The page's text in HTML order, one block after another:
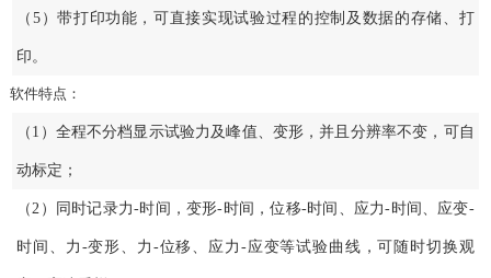
（5）带打印功能，可直接实现试验过程的控制及数据的存储、打
印。
软件特点：
（1）全程不分档显示试验力及峰值、变形，并且分辨率不变，可自
动标定；
（2）同时记录力-时间，变形-时间，位移-时间、应力-时间、应变-
时间、力-变形、力-位移、应力-应变等试验曲线，可随时切换观